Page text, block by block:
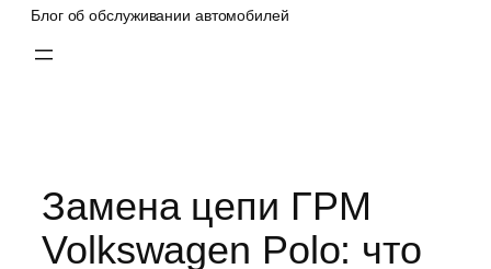
Блог об обслуживании автомобилей
Замена цепи ГРМ
Volkswagen Polo: что